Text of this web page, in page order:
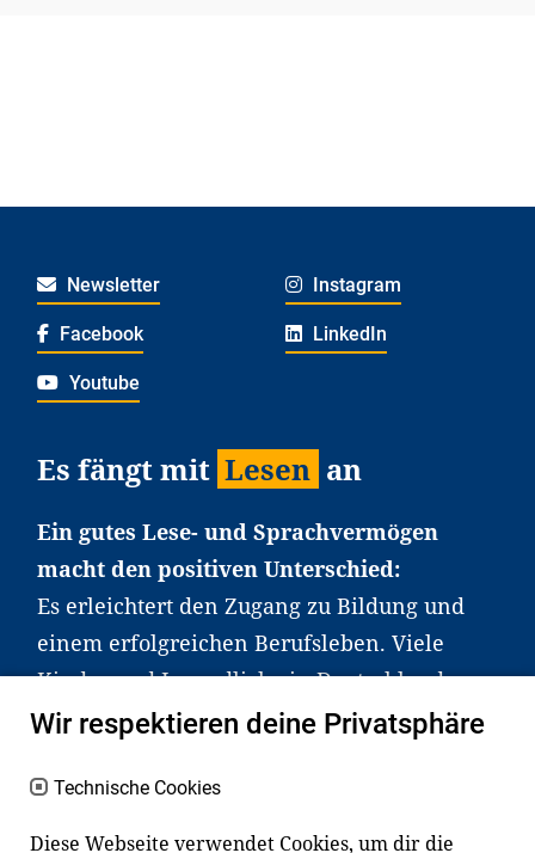
Newsletter Instagram
Facebook LinkedIn
Youtube
Es fängt mit Lesen an
Ein gutes Lese- und Sprachvermögen
macht den positiven Unterschied:
Es erleichtert den Zugang zu Bildung und
einem erfolgreichen Berufsleben. Viele
Kinder und Jugendliche in Deutschland
haben aber große Schwierigkeiten dabei.
an Familien sowie an Erzieher*innen,
Lehrer*innen und andere
Wir respektieren deine Privatsphäre
Technische Cookies
Diese Webseite verwendet Cookies, um dir die